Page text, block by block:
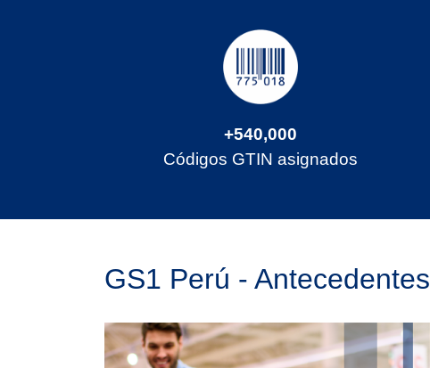
+540,000
Códigos GTIN asignados
GS1 Perú - Antecedentes